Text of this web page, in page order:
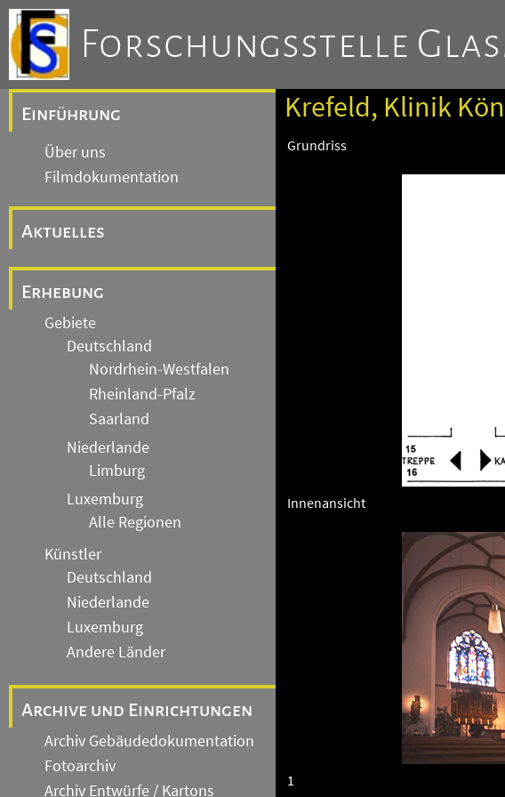
Forschungsstelle
Einführung
Über uns
Filmdokumentation
Aktuelles
Erhebung
Gebiete
Deutschland
Nordrhein-Westfalen
Rheinland-Pfalz
Saarland
Niederlande
Limburg
Luxemburg
Alle Regionen
Künstler
Deutschland
Niederlande
Luxemburg
Andere Länder
Archive und Einrichtungen
Archiv Gebäudedokumentation
Fotoarchiv
Archiv Entwürfe / Kartons
Krefeld, Klinik
Grundriss
Innenansicht
1